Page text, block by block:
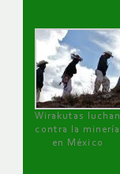
Wirakutas luchan
contra la minería
en México